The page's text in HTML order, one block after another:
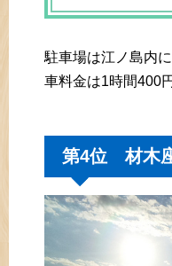
駐車場は江ノ島内
車料金は1時間400
第4位 材木